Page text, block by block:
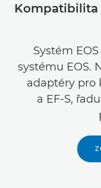
Kompatibilita
Systém
systému EOS.
adaptéry pro
a EF-S,